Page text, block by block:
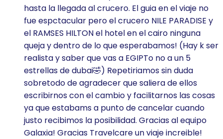
hasta la llegada al crucero. El guia en el viaje no
fue espctacular pero el crucero NILE PARADISE y
el RAMSES HILTON el hotel en el cairo ninguna
queja y dentro de lo que esperabamos! (Hay k ser
realista y saber que vas a EGIPTo no a un 5
estrellas de dubai🤣) Repetiriamos sin duda
sobretodo de agradecer que saliera de ellos
escribirnos con el cambio y facilitarnos las cosas
ya que estabams a punto de cancelar cuando
justo recibimos la posibilidad. Gracias al equipo
Galaxia! Gracias Travelcare un viaje increible!